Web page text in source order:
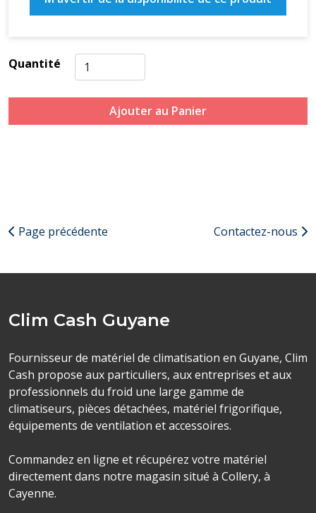
Quantité
Ajouter au Panier
Page précédente Contactez-nous
Clim Cash Guyane
Fournisseur de matériel de climatisation en Guyane, Clim
Cash propose aux particuliers, aux entreprises et aux
professionnels du froid une large gamme de
climatiseurs, pièces détachées, matériel frigorifique,
équipements de ventilation et accessoires.
Commandez en ligne et récupérez votre matériel
directement dans notre magasin situé à Collery, à
Cayenne.